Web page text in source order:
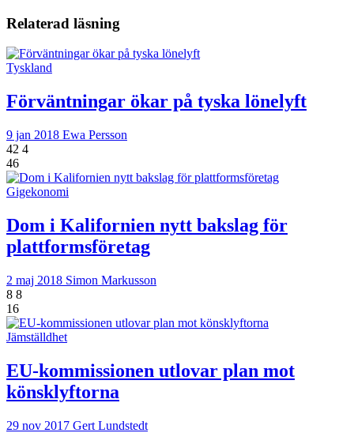
Relaterad läsning
Tyskland
Förväntningar ökar på tyska lönelyft
9 jan 2018 Ewa Persson
42 4
46
Gigekonomi
Dom i Kalifornien nytt bakslag för
plattformsföretag
2 maj 2018 Simon Markusson
8 8
16
Jämställdhet
EU-kommissionen utlovar plan mot
könsklyftorna
29 nov 2017 Gert Lundstedt